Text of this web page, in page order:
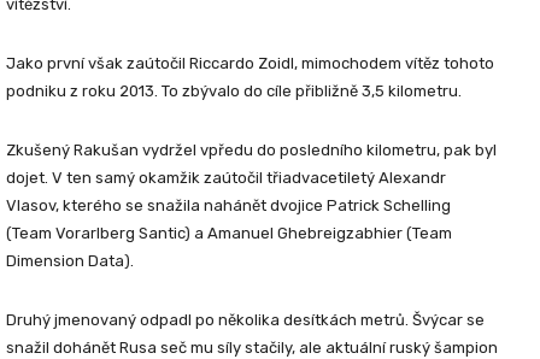
vítězství.
Jako první však zaútočil Riccardo Zoidl, mimochodem vítěz tohoto
podniku z roku 2013. To zbývalo do cíle přibližně 3,5 kilometru.
Zkušený Rakušan vydržel vpředu do posledního kilometru, pak byl
dojet. V ten samý okamžik zaútočil třiadvacetiletý Alexandr
Vlasov, kterého se snažila nahánět dvojice Patrick Schelling
(Team Vorarlberg Santic) a Amanuel Ghebreigzabhier (Team
Dimension Data).
Druhý jmenovaný odpadl po několika desítkách metrů. Švýcar se
snažil dohánět Rusa seč mu síly stačily, ale aktuální ruský šampion